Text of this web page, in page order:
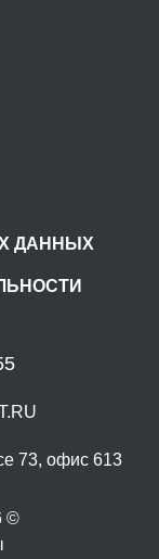
ДАННЫХ
73, офис 613
©